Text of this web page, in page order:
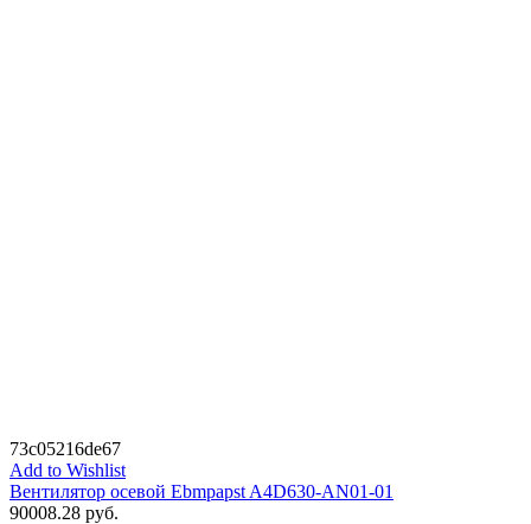
73c05216de67
Add to Wishlist
Вентилятор осевой Ebmpapst A4D630-AN01-01
90008.28 руб.